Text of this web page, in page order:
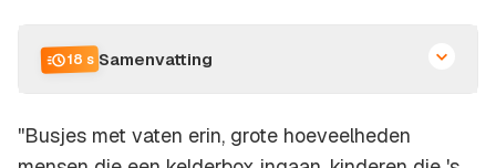
18 s Samenvatting
''Busjes met vaten erin, grote hoeveelheden